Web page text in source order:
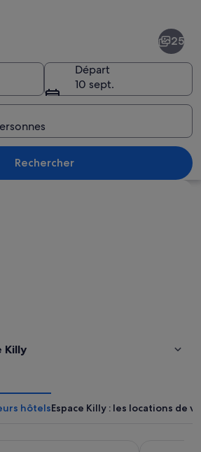
Un village de montagne avec des
25
Départ
10 sept.
Rechercher
Killy
hôtelsEspace Killy : les locations de